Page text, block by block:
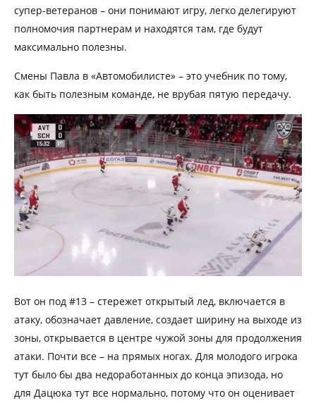
супер-ветеранов – они понимают игру, легко делегируют
полномочия партнерам и находятся там, где будут
максимально полезны.
Смены Павла в «Автомобилисте» – это учебник по тому,
как быть полезным команде, не врубая пятую передачу.
Вот он под #13 – стережет открытый лед, включается в
атаку, обозначает давление, создает ширину на выходе из
зоны, открывается в центре чужой зоны для продолжения
атаки. Почти все – на прямых ногах. Для молодого игрока
тут было бы два недоработанных до конца эпизода, но
для Дацюка тут все нормально, потому что он оценивает